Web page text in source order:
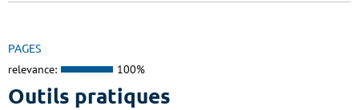
PAGES
relevance: 100%
Outils pratiques